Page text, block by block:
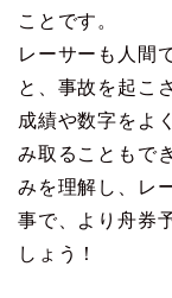
ことです。
レーサーも人間
と、事故を起こ
成績や数字をよ
み取ることもで
みを理解し、レ
事で、より舟券
しょう！